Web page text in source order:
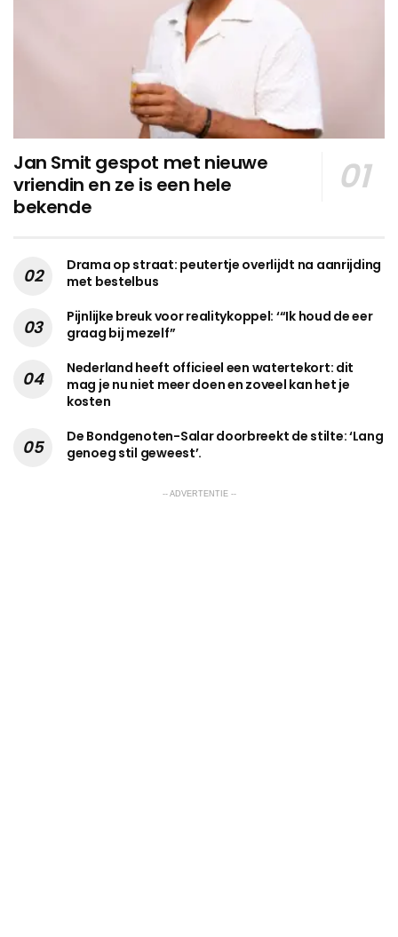
Jan Smit gespot met nieuwe
vriendin en ze is een hele
bekende
Drama op straat: peutertje overlijdt na aanrijding
met bestelbus
Pijnlijke breuk voor realitykoppel: ‘“Ik houd de eer
graag bij mezelf”
Nederland heeft officieel een watertekort: dit
mag je nu niet meer doen en zoveel kan het je
kosten
De Bondgenoten-Salar doorbreekt de stilte: ‘Lang
genoeg stil geweest’.
-- ADVERTENTIE --